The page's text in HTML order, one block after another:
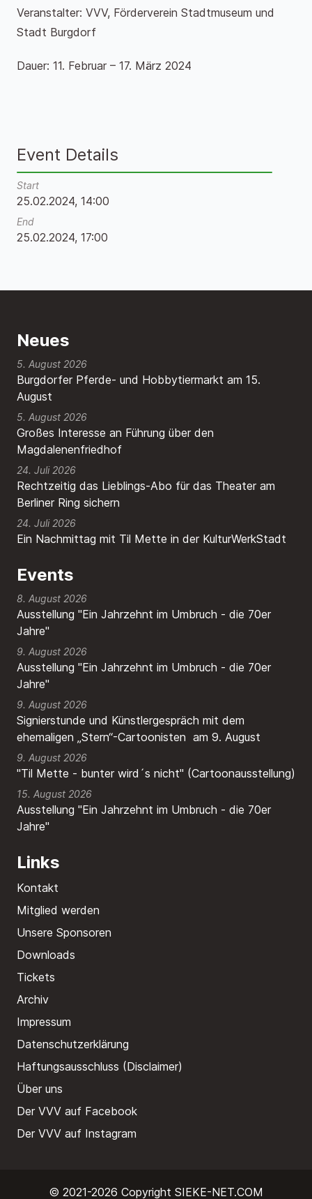
Veranstalter: VVV, Förderverein Stadtmuseum und
Stadt Burgdorf
Dauer: 11. Februar – 17. März 2024
Event Details
Start
25.02.2024, 14:00
End
25.02.2024, 17:00
Neues
Burgdorfer Pferde- und Hobbytiermarkt am 15.
August
5. August 2026
Großes Interesse an Führung über den
Magdalenenfriedhof
5. August 2026
Rechtzeitig das Lieblings-Abo für das Theater am
Berliner Ring sichern
24. Juli 2026
Ein Nachmittag mit Til Mette in der KulturWerkStadt
24. Juli 2026
Events
8. August 2026
Ausstellung "Ein Jahrzehnt im Umbruch - die 70er
Jahre"
9. August 2026
Ausstellung "Ein Jahrzehnt im Umbruch - die 70er
Jahre"
9. August 2026
Signierstunde und Künstlergespräch mit dem
ehemaligen „Stern“-Cartoonisten am 9. August
9. August 2026
"Til Mette - bunter wird´s nicht" (Cartoonausstellung)
15. August 2026
Ausstellung "Ein Jahrzehnt im Umbruch - die 70er
Jahre"
Links
Kontakt
Mitglied werden
Unsere Sponsoren
Downloads
Tickets
Archiv
Impressum
Datenschutzerklärung
Haftungsausschluss (Disclaimer)
Über uns
Der VVV auf Facebook
Der VVV auf Instagram
© 2021-2026 Copyright SIEKE-NET.COM